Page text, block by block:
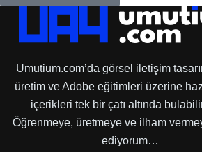
Umutium.com’da görsel iletişim
üretim ve Adobe eğitimleri üzerine
içerikleri tek bir çatı altında
Öğrenmeye, üretmeye ve ilham
ediyorum…